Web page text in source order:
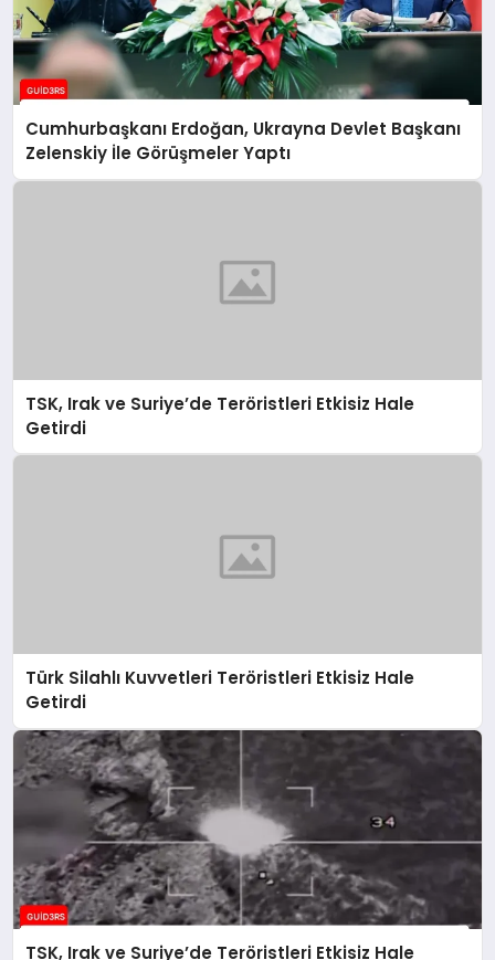
Cumhurbaşkanı Erdoğan, Ukrayna Devlet Başkanı
Zelenskiy İle Görüşmeler Yaptı
TSK, Irak ve Suriye’de Teröristleri Etkisiz Hale
Getirdi
Türk Silahlı Kuvvetleri Teröristleri Etkisiz Hale
Getirdi
TSK, Irak ve Suriye’de Teröristleri Etkisiz Hale